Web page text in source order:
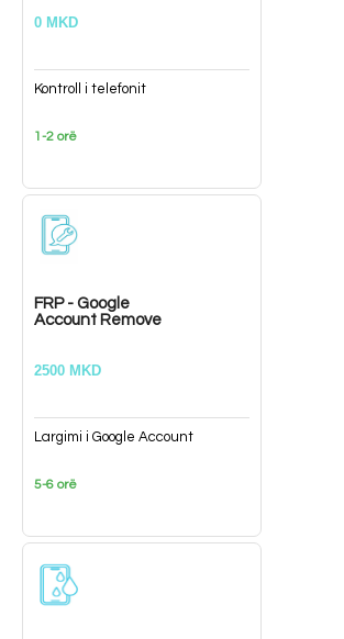
0 MKD
Kontroll i telefonit
1-2 orë
FRP - Google
Account Remove
2500 MKD
Largimi i Google Account
5-6 orë